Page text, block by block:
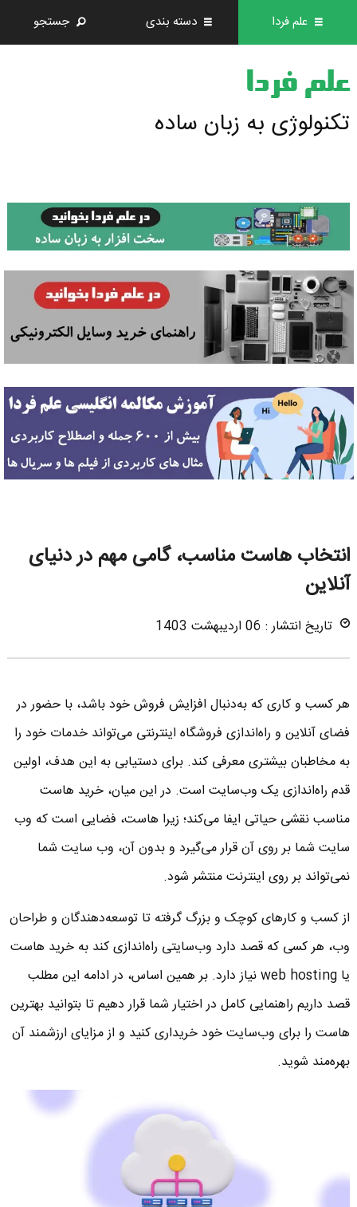
علم فردا دسته بندی جستجو
علم فردا
تکنولوژی به زبان ساده
انتخاب هاست مناسب، گامی مهم در دنیای
آنلاین
تاریخ انتشار : 06 اردیبهشت 1403
هر کسب و کاری که به‌دنبال افزایش فروش خود باشد، با حضور در
فضای آنلاین و راه‌اندازی فروشگاه اینترنتی می‌تواند خدمات خود را
به مخاطبان بیشتری معرفی کند. برای دستیابی به این هدف، اولین
قدم راه‌اندازی یک وب‌سایت است. در این میان، خرید هاست
مناسب نقشی حیاتی ایفا می‌کند؛ زیرا هاست، فضایی است که وب
سایت شما بر روی آن قرار می‌گیرد و بدون آن، وب سایت شما
نمی‌تواند بر روی اینترنت منتشر شود.
از کسب و کارهای کوچک و بزرگ گرفته تا توسعه‌دهندگان و طراحان
وب،‌ هر کسی که قصد دارد وب‌سایتی راه‌اندازی کند به خرید هاست
یا web hosting نیاز دارد. بر همین اساس، در ادامه این مطلب
قصد داریم راهنمایی کامل در اختیار شما قرار دهیم تا بتوانید بهترین
هاست را برای وب‌سایت خود خریداری کنید و از مزایای ارزشمند آن
بهره‌مند شوید.